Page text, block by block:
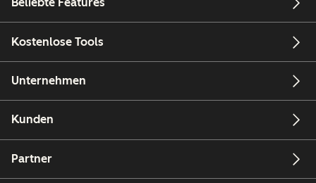
Kostenlose Tools
Unternehmen
Kunden
Partner